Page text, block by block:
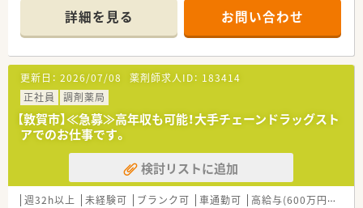
【店舗情報と応需状況について】
■内科や呼吸器科をはじめ幅広い総合科目の処方箋を面で応需
しており、多様な症例を経験できます。
■居宅や施設への在宅業務にも積極的に注力しており、これから
の時代に求められるスキルが身につきます。
■敦賀駅からお車で10分ほどの立地であり、マイカー通勤が可
能なので毎日の通勤も非常にスムーズです。
【法人特徴について】
■創業80年を迎える地域密着型の老舗薬局であり、気さくな代
表のもとアットホームな雰囲気で運営されています。
■地域への貢献を最優先に考えており、採算を度外視して無菌調
剤室やドライブスルーを開局するほどの情熱があります。
■一般医薬品や健康食品から介護用品まで幅広く取り扱ってお
詳細を見る お問い合わせ
更新日： 2026/07/08 薬剤師求人ID： 183414
正社員
調剤薬局
【敦賀市】≪急募≫高年収も可能！大手チェーンドラッグスト
アでのお仕事です。
検討リストに追加
週32h以上 未経験可 ブランク可 車通勤可 高給与(600万円以上)